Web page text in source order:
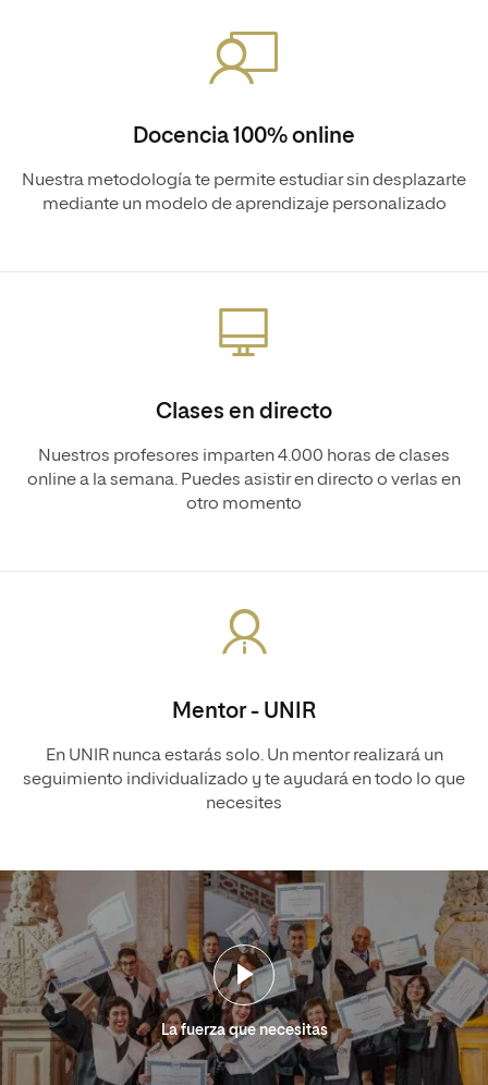
Docencia 100% online
Nuestra metodología te permite estudiar sin desplazarte
mediante un modelo de aprendizaje personalizado
Clases en directo
Nuestros profesores imparten 4.000 horas de clases
online a la semana. Puedes asistir en directo o verlas en
otro momento
Mentor - UNIR
En UNIR nunca estarás solo. Un mentor realizará un
seguimiento individualizado y te ayudará en todo lo que
necesites
La fuerza que necesitas